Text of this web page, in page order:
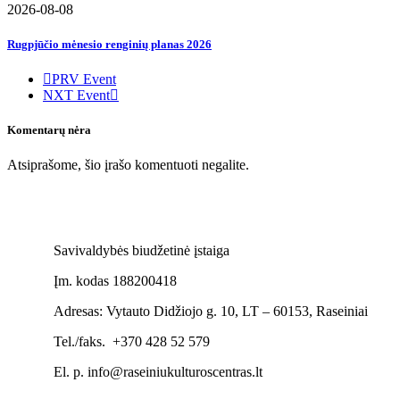
2026-08-08
Rugpjūčio mėnesio renginių planas 2026
PRV Event
NXT Event
Komentarų nėra
Atsiprašome, šio įrašo komentuoti negalite.
Savivaldybės biudžetinė įstaiga
Įm. kodas 188200418
Adresas: Vytauto Didžiojo g. 10, LT – 60153, Raseiniai
Tel./faks. +370 428 52 579
El. p. info@raseiniukulturoscentras.lt